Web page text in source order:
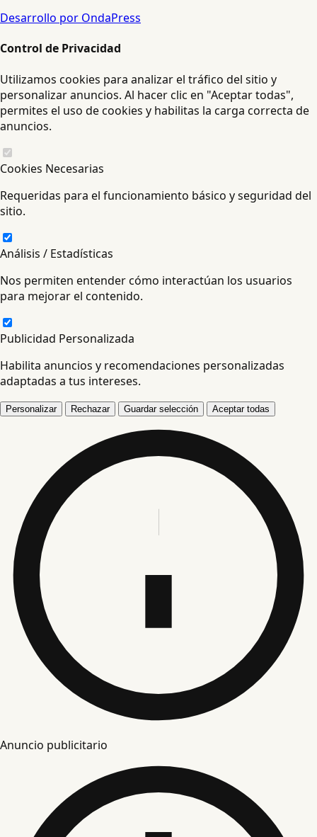
Desarrollo por OndaPress
Control de Privacidad
Utilizamos cookies para analizar el tráfico del sitio y
personalizar anuncios. Al hacer clic en "Aceptar todas",
permites el uso de cookies y habilitas la carga correcta de
anuncios.
Cookies Necesarias
Requeridas para el funcionamiento básico y seguridad del
sitio.
Análisis / Estadísticas
Nos permiten entender cómo interactúan los usuarios
para mejorar el contenido.
Publicidad Personalizada
Habilita anuncios y recomendaciones personalizadas
adaptadas a tus intereses.
Personalizar Rechazar Guardar selección Aceptar todas
Anuncio publicitario